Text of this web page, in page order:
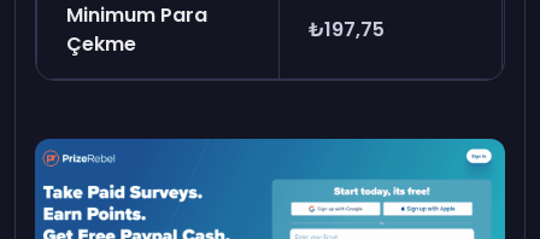
Minimum Para
Çekme
₺197,75